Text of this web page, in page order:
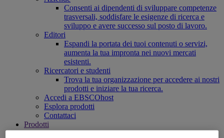
Consenti ai dipendenti di sviluppare competenze
trasversali, soddisfare le esigenze di ricerca e
sviluppo e avere successo sul posto di lavoro.
Editori
Espandi la portata dei tuoi contenuti o servizi,
aumenta la tua impronta nei nuovi mercati
esistenti.
Ricercatori e studenti
Trova la tua organizzazione per accedere ai nostri
prodotti e iniziare la tua ricerca.
Accedi a EBSCOhost
Esplora prodotti
Contattaci
Prodotti
Tecnologia e discovery